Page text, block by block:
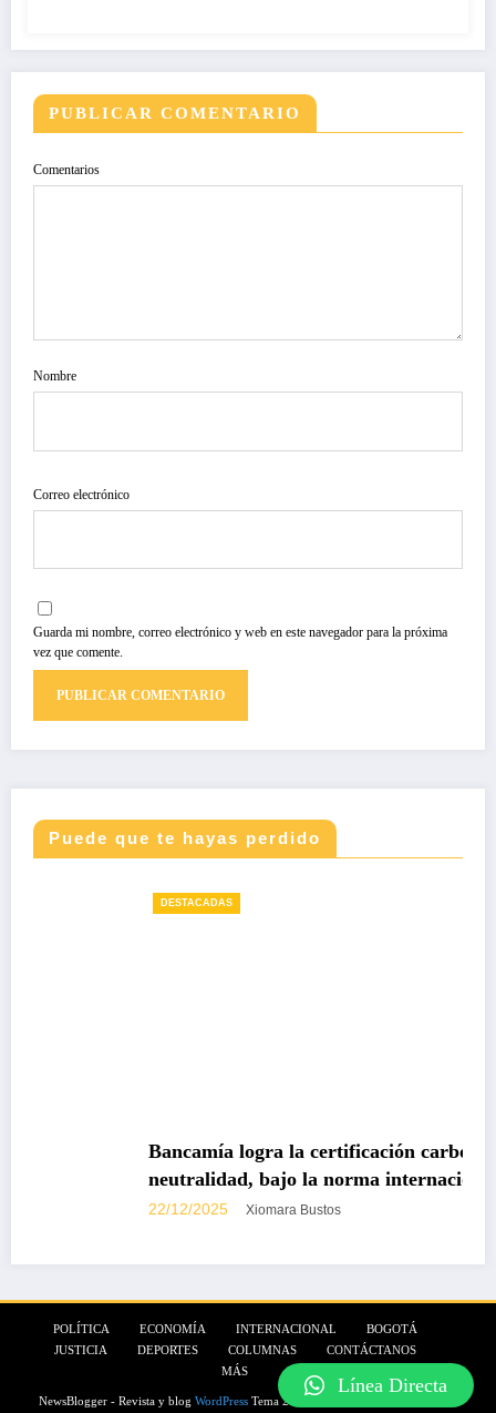
PUBLICAR COMENTARIO
Comentarios
Nombre
Correo electrónico
Guarda mi nombre, correo electrónico y web en este navegador para la próxima
vez que comente.
Puede que te hayas perdido
Bancamía logra la certificación carbono
neutralidad, bajo la norma internacional ISO
Xiomara Bustos
POLÍTICA ECONOMÍA INTERNACIONAL
BOGOTÁ
JUSTICIA
DEPORTES COLUMNAS
CONTÁCTANOS
MÁS
NewsBlogger - Revista y blog WordPressTema 2026 | Funciona con
Línea Directa